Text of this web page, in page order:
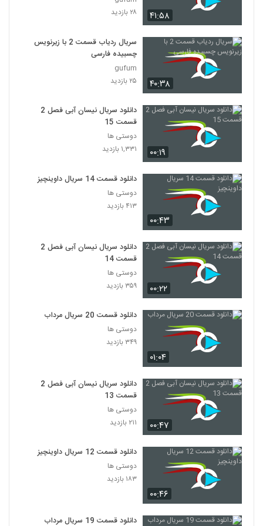
۲,۴۲۳ بازدید
41
دانلود قسمت 10 فصل 2 ممنوعه (قانونی)
(سریال)| قسمت دهم فصل دوم سریال ممنوعه
دانلود قسمت دهم نهنگ آبی - رایگان ناشناس
۴۰۳ بازدید
قسمت (8) سریال هیولا لینک مستقیم-
Microsoft Forms - دانلود رایگان
۴۹۲ بازدید
۴۱:۵۸
۲۸ بازدید
۴۰:۳۸
سریال ردیاب قسمت 2 با زیرنویس
چسبیده فارسی
gufum
۲۵ بازدید
۰۰:۱۹
دانلود سریال نیسان آبی فصل 2
قسمت 15
دوستی ها
۱,۳۳۱ بازدید
۰۰:۴۳
دانلود قسمت 14 سریال داوینچیز
دوستی ها
۴۱۳ بازدید
۰۰:۲۲
دانلود سریال نیسان آبی فصل 2
قسمت 14
دوستی ها
۳۵۹ بازدید
۰۱:۰۴
دانلود قسمت 20 سریال مرداب
دوستی ها
۳۴۹ بازدید
۰۰:۴۷
دانلود سریال نیسان آبی فصل 2
قسمت 13
دوستی ها
۲۱۱ بازدید
۰۰:۴۶
دانلود قسمت 12 سریال داوینچیز
دوستی ها
۱۸۳ بازدید
دانلود قسمت 19 سریال مرداب